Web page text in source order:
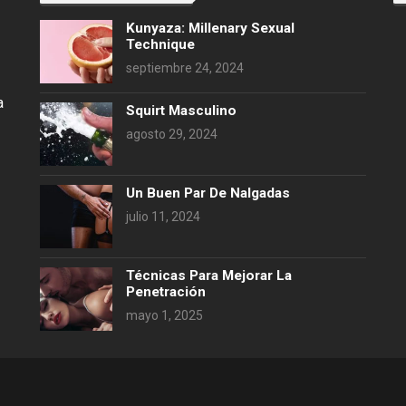
Kunyaza: Millenary Sexual
Technique
septiembre 24, 2024
Squirt Masculino
agosto 29, 2024
Un Buen Par De Nalgadas
julio 11, 2024
Técnicas Para Mejorar La
Penetración
mayo 1, 2025